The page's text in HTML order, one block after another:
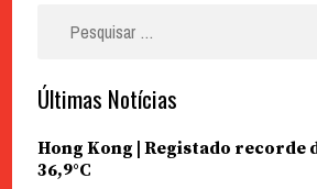
Últimas Notícias
Hong Kong | Registado recorde
36,9°C